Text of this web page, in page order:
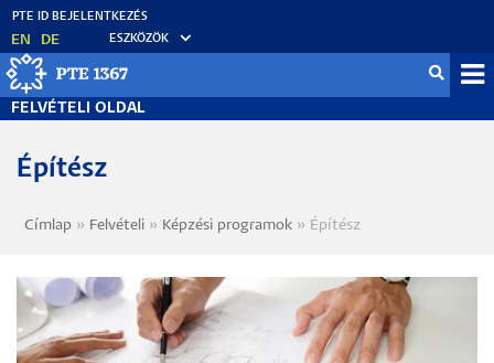
Ugrás
tartalomra
EN DE ESZKÖZÖK
FELVÉTELI OLDAL
Építész
Morzsa
Címlap Felvételi Képzési programok Építész